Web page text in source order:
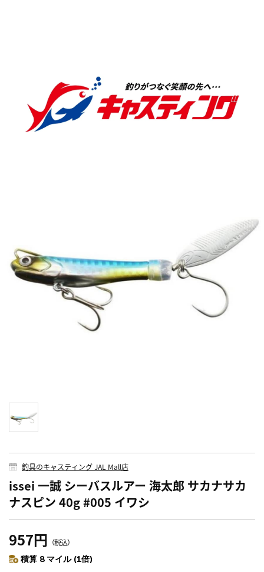
釣具のキャスティング JAL Mall店
issei 一誠 シーバスルアー 海太郎 サカナサカ
ナスピン 40g #005 イワシ
957円 （税込）
積算 8 マイル (1倍)